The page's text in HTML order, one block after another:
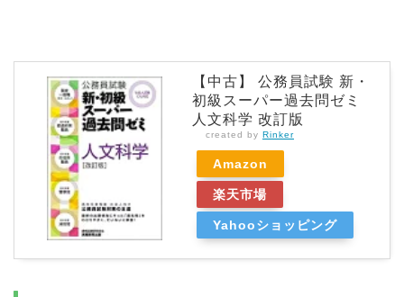
【中古】 公務員試験 新・
初級スーパー過去問ゼミ
人文科学 改訂版
created by Rinker
Amazon
楽天市場
Yahooショッピング